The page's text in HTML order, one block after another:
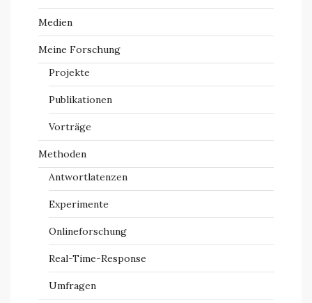
Medien
Meine Forschung
Projekte
Publikationen
Vorträge
Methoden
Antwortlatenzen
Experimente
Onlineforschung
Real-Time-Response
Umfragen